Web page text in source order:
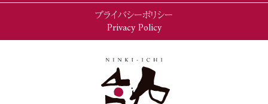
プライバシーポリシー
Privacy Policy